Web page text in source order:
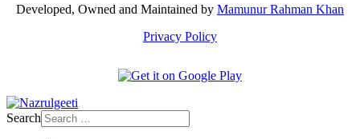
Developed, Owned and Maintained by Mamunur Rahman Khan
Privacy Policy
Search